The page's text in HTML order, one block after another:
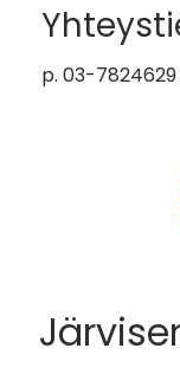
p. 03-